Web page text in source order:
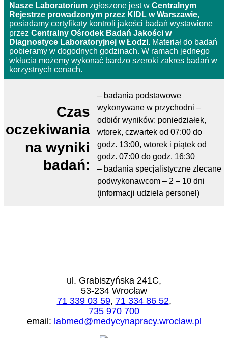
Nasze Laboratorium zgłoszone jest w Centralnym
Rejestrze prowadzonym przez KIDL w Warszawie,
posiadamy certyfikaty kontroli jakości badań wystawione
przez Centralny Ośrodek Badań Jakości w
Diagnostyce Laboratoryjnej w Łodzi. Materiał do badań
pobieramy w dogodnych godzinach. W ramach jednego
wkłucia możemy wykonać bardzo szeroki zakres badań w
korzystnych cenach.
Czas
oczekiwania
na wyniki
badań:
– badania podstawowe
wykonywane w przychodni –
odbiór wyników: poniedziałek,
wtorek, czwartek od 07:00 do
godz. 13:00, wtorek i piątek od
godz. 07:00 do godz. 16:30
– badania specjalistyczne zlecane
podwykonawcom – 2 – 10 dni
(informacji udziela personel)
ul. Grabiszyńska 241C,
53-234 Wrocław
71 339 03 59, 71 334 86 52,
735 970 700
email: labmed@medycynapracy.wroclaw.pl